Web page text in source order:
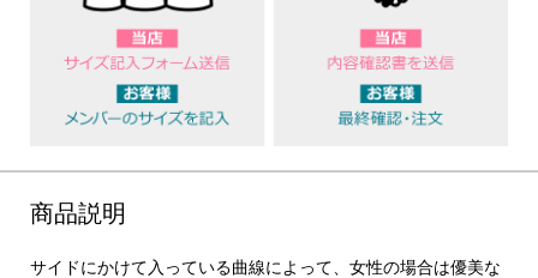
商品説明
サイドにかけて入っている曲線によって、女性の場合は優美な